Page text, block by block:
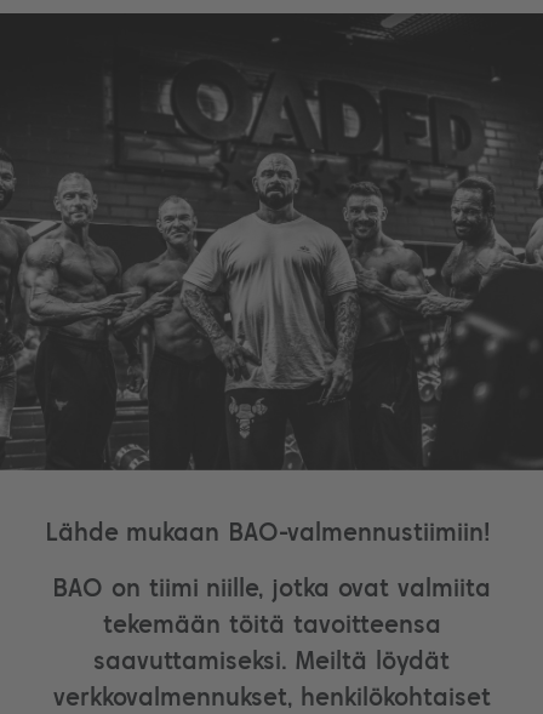
Lähde mukaan BAO-valmennustiimiin!
BAO on tiimi niille, jotka ovat valmiita
tekemään töitä tavoitteensa
saavuttamiseksi. Meiltä löydät
verkkovalmennukset, henkilökohtaiset